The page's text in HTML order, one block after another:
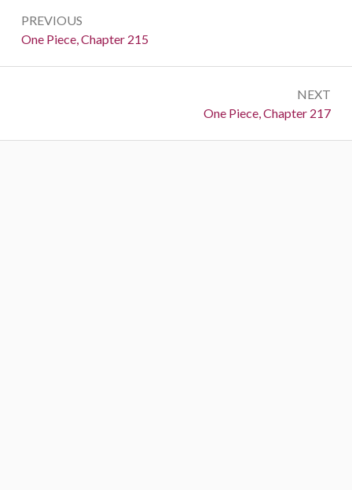
navigation
PREVIOUS
Previous:
One Piece, Chapter 215
NEXT
Next:
One Piece, Chapter 217